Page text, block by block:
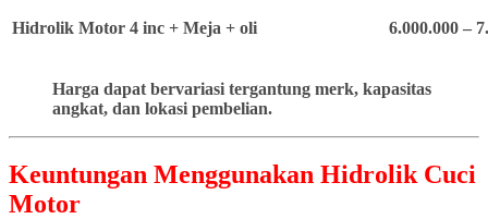
Hidrolik Motor 4 inc + Meja + oli 6.000.000 –
Harga dapat bervariasi tergantung merk, kapasitas
angkat, dan lokasi pembelian.
Keuntungan Menggunakan Hidrolik Cuci
Motor